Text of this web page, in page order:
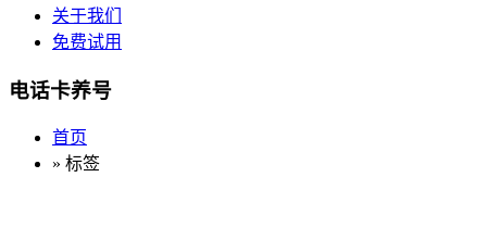
关于我们
免费试用
电话卡养号
首页
» 标签